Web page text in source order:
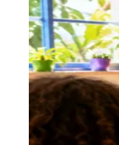
Athletico-PR